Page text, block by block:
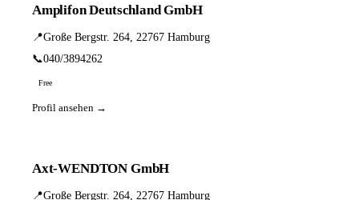
Amplifon Deutschland GmbH
📍Große Bergstr. 264, 22767 Hamburg
📞040/3894262
Free
Profil ansehen →
Axt-WENDTON GmbH
📍Große Bergstr. 264, 22767 Hamburg